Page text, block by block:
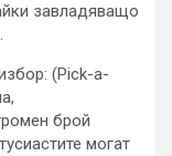
завладяващо
(Pick-a-
брой
могат